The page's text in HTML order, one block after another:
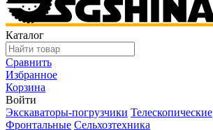
Каталог
Сравнить
Избранное
Корзина
Войти
Экскаваторы-погрузчики Телескопические
Фронтальные Сельхозтехника